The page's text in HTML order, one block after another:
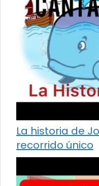
La historia de
recorrido único